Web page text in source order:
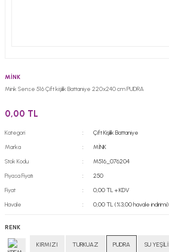
MİNK
Mink Sense 516 Çift kişilik Battaniye 220x240 cm PUDRA
0,00 TL
Kategori
Çift Kişilik Battaniye
Marka
MİNK
Stok Kodu
M516_076204
Piyasa Fiyatı
250
Fiyat
0,00 TL + KDV
Havale
0,00 TL (%3,00 havale indirimi)
RENK
KIRMIZI TURKUAZ PUDRA SU YEŞİLİ